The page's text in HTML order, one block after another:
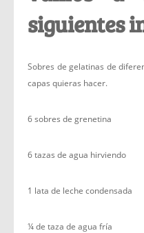
siguientes
Sobres de gelatinas de
capas quieras hacer.
6 sobres de grenetina
6 tazas de agua hirviendo
1 lata de leche condensada
¼ de taza de agua fría